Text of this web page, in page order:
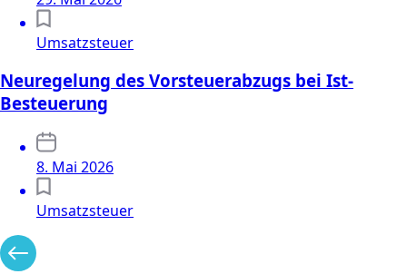
Umsatzsteuer
Neuregelung des Vorsteuerabzugs bei Ist-
Besteuerung
8. Mai 2026
Umsatzsteuer